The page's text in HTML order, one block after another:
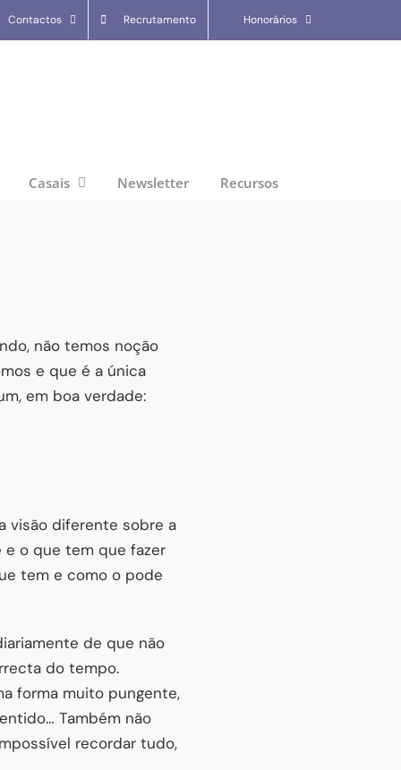
Contactos Recrutamento Honorários
Casais Newsletter Recursos
não temos noção
e que é a única
em boa verdade:
visão diferente sobre a
e o que tem que fazer
tem e como o pode
de que não
do tempo.
forma muito pungente,
Também não
recordar tudo,